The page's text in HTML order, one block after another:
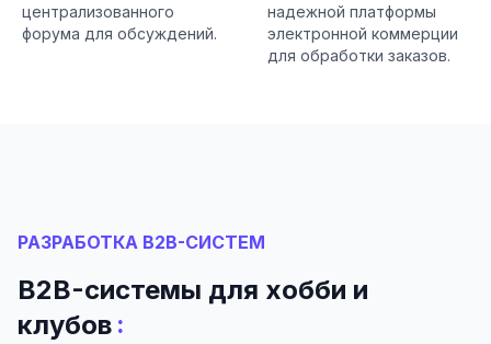
централизованного
форума для обсуждений.
надежной платформы
электронной коммерции
для обработки заказов.
РАЗРАБОТКА B2B-СИСТЕМ
B2B-системы для хобби и
клубов :